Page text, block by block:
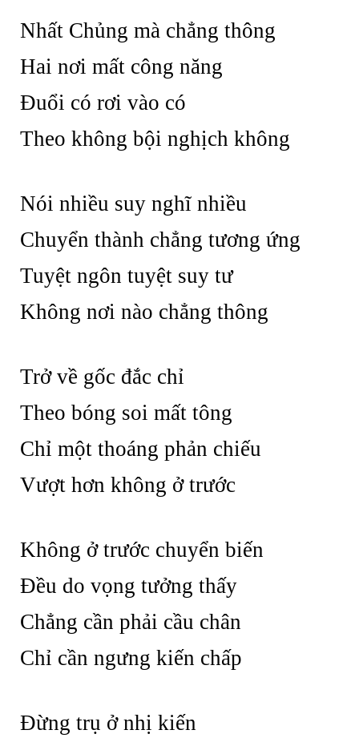
Nhất Chủng mà chẳng thông
Hai nơi mất công năng
Đuổi có rơi vào có
Theo không bội nghịch không
Nói nhiều suy nghĩ nhiều
Chuyển thành chẳng tương ứng
Tuyệt ngôn tuyệt suy tư
Không nơi nào chẳng thông
Trở về gốc đắc chỉ
Theo bóng soi mất tông
Chỉ một thoáng phản chiếu
Vượt hơn không ở trước
Không ở trước chuyển biến
Đều do vọng tưởng thấy
Chẳng cần phải cầu chân
Chỉ cần ngưng kiến chấp
Đừng trụ ở nhị kiến